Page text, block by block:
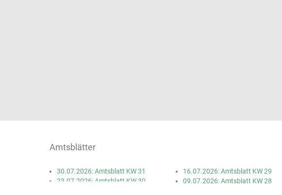
Amtsblätter
30.07.2026: Amtsblatt KW 31
23.07.2026: Amtsblatt KW 30
16.07.2026: Amtsblatt KW 29
09.07.2026: Amtsblatt KW 28